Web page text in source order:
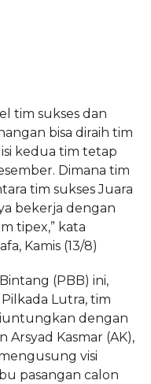
tim sukses dan
bisa diraih tim
kedua tim tetap
Dimana tim
tim sukses Juara
bekerja dengan
tipex,” kata
Kamis (13/8)
(PBB) ini,
Lutra, tim
dengan
Kasmar (AK),
visi
pasangan calon